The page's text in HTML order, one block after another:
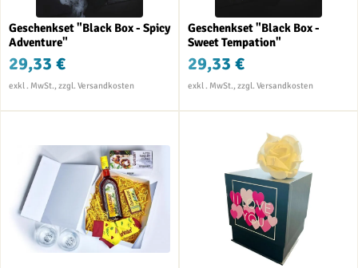
Geschenkset "Black Box - Spicy
Adventure"
29,33 €
Geschenkset "Black Box -
Sweet Tempation"
29,33 €